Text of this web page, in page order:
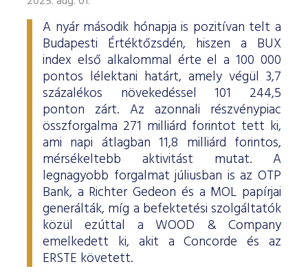
A nyár második hónapja is pozitívan telt a
Budapesti Értéktőzsdén, hiszen a BUX
index első alkalommal érte el a 100 000
pontos lélektani határt, amely végül 3,7
százalékos növekedéssel 101 244,5
ponton zárt. Az azonnali részvénypiac
összforgalma 271 milliárd forintot tett ki,
ami napi átlagban 11,8 milliárd forintos,
mérsékeltebb aktivitást mutat. A
legnagyobb forgalmat júliusban is az OTP
Bank, a Richter Gedeon és a MOL papírjai
generálták, míg a befektetési szolgáltatók
közül ezúttal a WOOD & Company
emelkedett ki, akit a Concorde és az
ERSTE követett.